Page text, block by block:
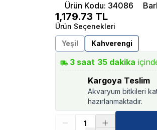
Ürün Kodu: 34086
1,179.73 TL
Ürün Seçenekleri
Yeşil
Kahverengi
3 saat 35 dakika
Kargoya Teslim
Akvaryum bitkileri
hazırlanmaktadır.